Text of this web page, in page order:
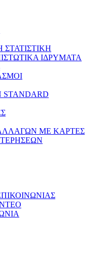
ΙΔΡΥΜΑΤΑ
STANDARD
ΜΕ ΚΑΡΤΕΣ